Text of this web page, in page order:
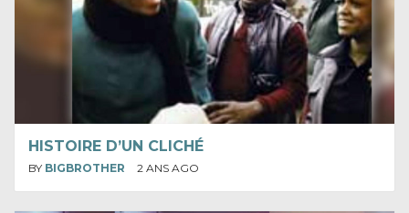
HISTOIRE D’UN CLICHÉ
BY BIGBROTHER 2 ANS AGO